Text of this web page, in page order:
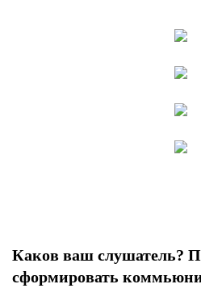
Каков ваш слушатель?
сформировать